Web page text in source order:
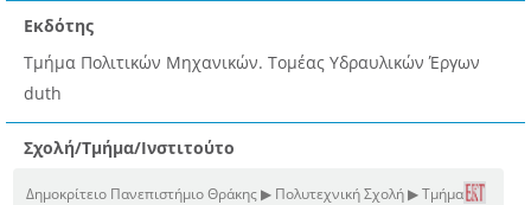
Εκδότης
Τμήμα Πολιτικών Μηχανικών. Τομέας Υδραυλικών Έργων
duth
Σχολή/Τμήμα/Ινστιτούτο
Δημοκρίτειο Πανεπιστήμιο Θράκης ▶ Πολυτεχνική Σχολή ▶ Τμήμα